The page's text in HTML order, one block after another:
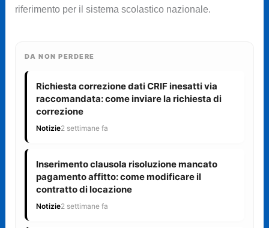
riferimento per il sistema scolastico nazionale.
DA NON PERDERE
Richiesta correzione dati CRIF inesatti via
raccomandata: come inviare la richiesta di
correzione
Notizie2 settimane fa
Inserimento clausola risoluzione mancato
pagamento affitto: come modificare il
contratto di locazione
Notizie2 settimane fa